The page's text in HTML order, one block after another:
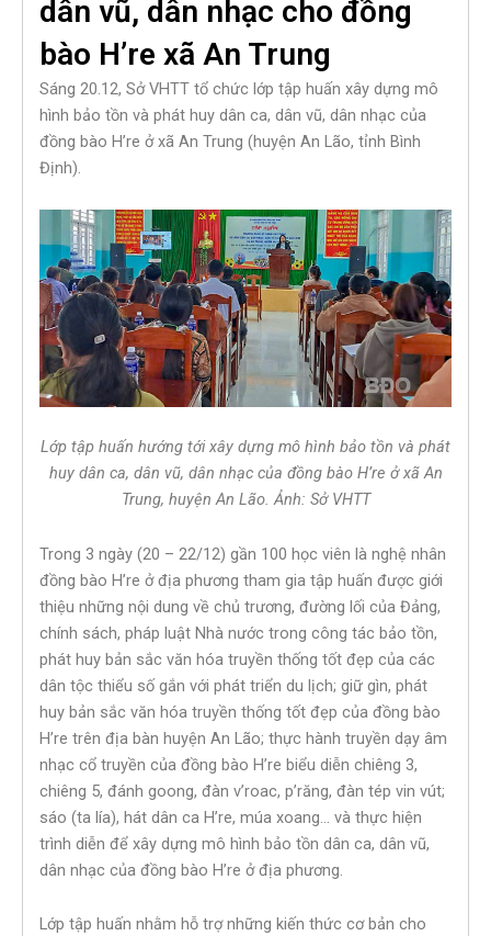
dân vũ, dân nhạc cho đồng
bào H’re xã An Trung
Sáng 20.12, Sở VHTT tổ chức lớp tập huấn xây dựng mô
hình bảo tồn và phát huy dân ca, dân vũ, dân nhạc của
đồng bào H’re ở xã An Trung (huyện An Lão, tỉnh Bình
Định).
Lớp tập huấn hướng tới xây dựng mô hình bảo tồn và phát
huy dân ca, dân vũ, dân nhạc của đồng bào H’re ở xã An
Trung, huyện An Lão. Ảnh: Sở VHTT
Trong 3 ngày (20 – 22/12) gần 100 học viên là nghệ nhân
đồng bào H’re ở địa phương tham gia tập huấn được giới
thiệu những nội dung về chủ trương, đường lối của Đảng,
chính sách, pháp luật Nhà nước trong công tác bảo tồn,
phát huy bản sắc văn hóa truyền thống tốt đẹp của các
dân tộc thiểu số gắn với phát triển du lịch; giữ gìn, phát
huy bản sắc văn hóa truyền thống tốt đẹp của đồng bào
H’re trên địa bàn huyện An Lão; thực hành truyền dạy âm
nhạc cổ truyền của đồng bào H’re biểu diễn chiêng 3,
chiêng 5, đánh goong, đàn v’roac, p’răng, đàn tép vin vút;
sáo (ta lía), hát dân ca H’re, múa xoang… và thực hiện
trình diễn để xây dựng mô hình bảo tồn dân ca, dân vũ,
dân nhạc của đồng bào H’re ở địa phương.
Lớp tập huấn nhằm hỗ trợ những kiến thức cơ bản cho